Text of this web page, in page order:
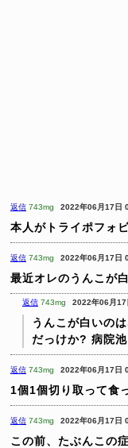
返信 743mg 2022年06月17日
本人がトライポフォ
返信 743mg 2022年06月17日
最近オレのうんこが
返信 743mg 2022年06月
うんこが白いの
だっけか? 病院池
返信 743mg 2022年06月17日
1個1個切り取って食
返信 743mg 2022年06月17日
この前、たぶんこの